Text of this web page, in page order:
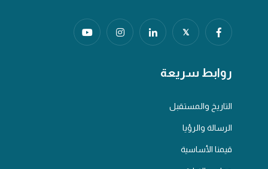
𝕏
روابط سريعة
التاريخ والمستقبل
الرسالة والرؤيا
قيمنا الأساسية